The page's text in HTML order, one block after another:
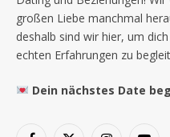
großen Liebe manchmal
deshalb sind wir hier, um
echten Erfahrungen zu
Dein nächstes Date